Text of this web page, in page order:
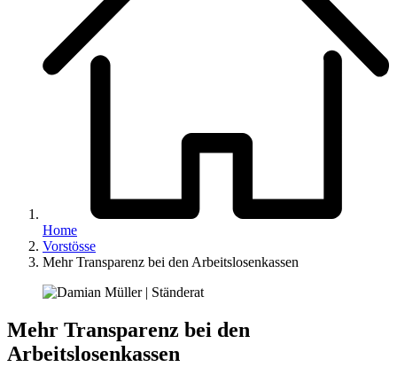
Home
Vorstösse
Mehr Transparenz bei den Arbeitslosenkassen
Mehr Transparenz bei den
Arbeitslosenkassen